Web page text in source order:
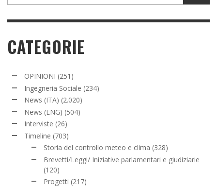
CATEGORIE
OPINIONI (251)
Ingegneria Sociale (234)
News (ITA) (2.020)
News (ENG) (504)
Interviste (26)
Timeline (703)
Storia del controllo meteo e clima (328)
Brevetti/Leggi/ Iniziative parlamentari e giudiziarie
(120)
Progetti (217)